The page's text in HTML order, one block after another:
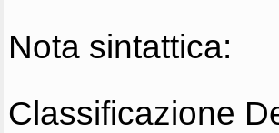
Nota sintattica:
Classificazione